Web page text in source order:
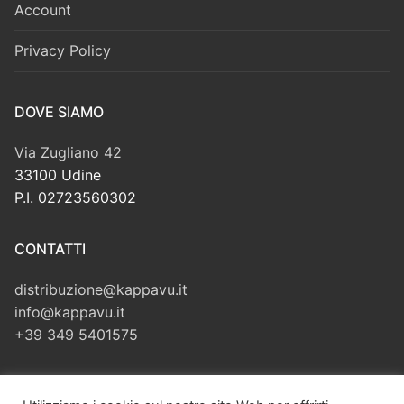
Account
Privacy Policy
DOVE SIAMO
Via Zugliano 42
33100 Udine
P.I. 02723560302
CONTATTI
distribuzione@kappavu.it
info@kappavu.it
+39 349 5401575